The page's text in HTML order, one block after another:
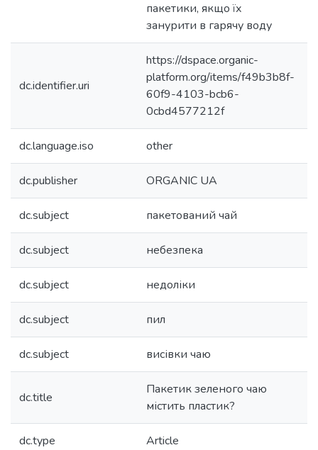
пакетики, якщо їх
занурити в гарячу воду
dc.identifier.uri
https://dspace.organic-
platform.org/items/f49b3b8f-
60f9-4103-bcb6-
0cbd4577212f
dc.language.iso other
dc.publisher ORGANIC UA
dc.subject пакетований чай
dc.subject небезпека
dc.subject недоліки
dc.subject пил
dc.subject висівки чаю
dc.title
Пакетик зеленого чаю
містить пластик?
dc.type Article